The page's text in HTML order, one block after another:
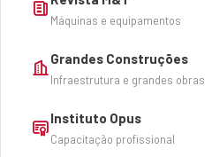
Máquinas e equipamentos
Grandes Construções
Infraestrutura e grandes obras
Instituto Opus
Capacitação profissional